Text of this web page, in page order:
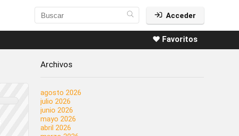
Acceder
❤️ Favoritos
Archivos
agosto 2026
julio 2026
junio 2026
mayo 2026
abril 2026